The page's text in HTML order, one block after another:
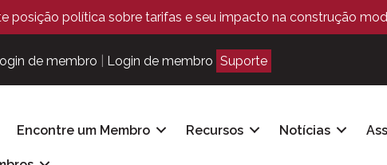
posição política sobre tarifas e seu impacto na construção
de membro Login de membro Suporte
Encontre um Membro Recursos Notícias